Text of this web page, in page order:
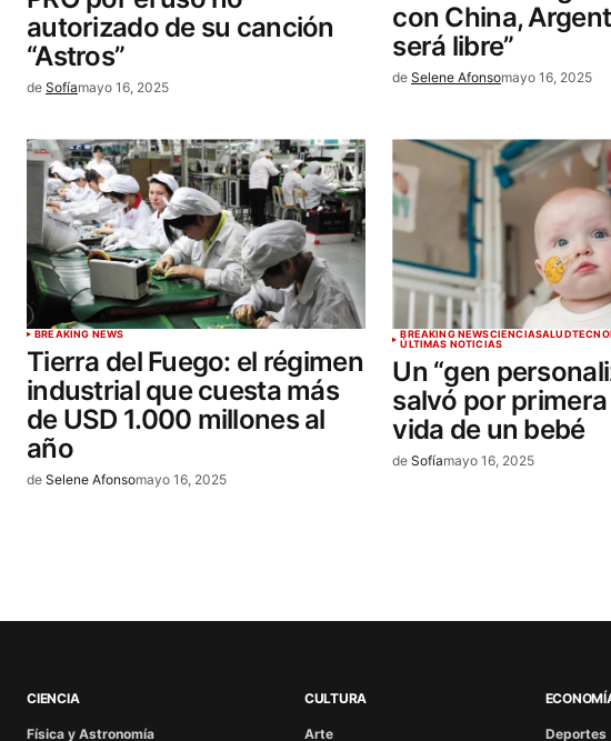
autorizado de su canción
“Astros”
de Sofíamayo 16, 2025
con China,
será libre”
de Selene Afonsomayo 16, 2025
BREAKING NEWS
Tierra del Fuego: el régimen
industrial que cuesta más
de USD 1.000 millones al
año
de Selene Afonsomayo 16, 2025
BREAKING NEWSCIENCIASALUD
ÚLTIMAS NOTICIAS
Un “gen
salvó por primera
vida de un bebé
de Sofíamayo 16, 2025
CIENCIA
Física y Astronomía
CULTURA
Arte Deportes